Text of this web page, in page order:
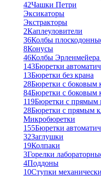
42Чашки Петри
Эксикаторы
Экстракторы
2Каплеуловители
36Колбы
8Конусы
46Колбы
143Бюретки
13Бюретки без крана
28Бюретки с боковым
84Бюретки с боковым
119Бюретки с прямым
28Бюретки с прямым
Микробюретки
155Бюретки
32Заглушки
19Колпаки
3Горелки
4Поддоны
10Ступки